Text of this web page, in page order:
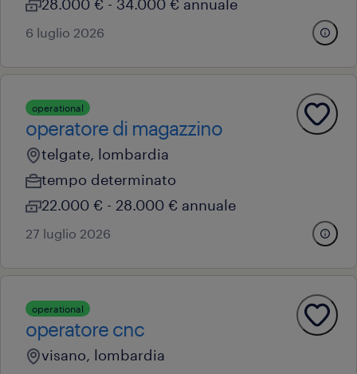
28.000 € - 34.000 € annuale
6 luglio 2026
operational
operatore di magazzino
telgate, lombardia
tempo determinato
22.000 € - 28.000 € annuale
27 luglio 2026
operational
operatore cnc
visano, lombardia